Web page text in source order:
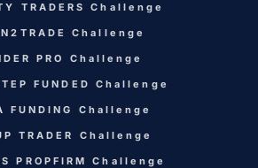
TRADERS Challenge
Challenge
PRO Challenge
FUNDED Challenge
FUNDING Challenge
TRADER Challenge
PROPFIRM Challenge